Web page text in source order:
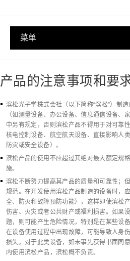
菜单
产品的注意事项和要
滨松光子学株式会社（以下简称“滨松”）制
（如测量设备、办公设备、信息通信设备、
中另有规定，否则滨松产品不得用于对可靠
核电控制设备、航空航天设备、直接影响人
防灾或安全设备）。
滨松产品的使用不应超过其绝对最大额定规
施。
滨松不断努力提高其产品的质量和可靠性；
规范。在开发使用滨松产品制造的设备时，
全、防火和故障预防功能），这样即使滨松
伤害、火灾或者公共财产或福利损害。如果
题，则可能产生危险情况，特别是在某些设
在设备使用过程中出现故障，可能导致人身
损失。对于此类设备，如未事先获得书面同
内使用滨松产品，滨松概不负责。